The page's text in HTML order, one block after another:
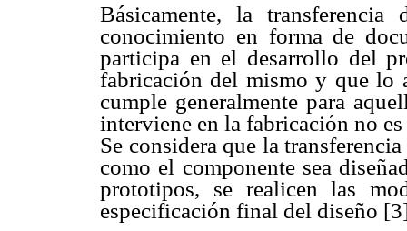
Básicamente, la
conocimiento en forma de
participa en el desarrollo del
fabricación del mismo y que lo
cumple generalmente para
interviene en la fabricación no
Se considera que la
como el componente sea
prototipos, se realicen las
especificación final del diseño